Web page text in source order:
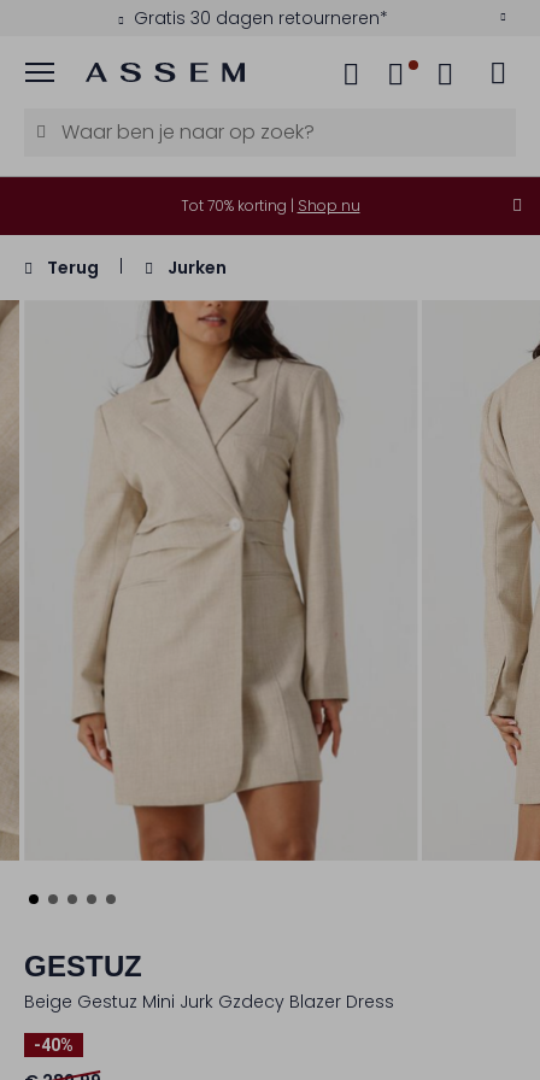
Gratis 30 dagen retourneren*
Menu
Tot 70% korting | Shop nu
Terug Jurken
GESTUZ
Beige Gestuz Mini Jurk Gzdecy Blazer Dress
-40%